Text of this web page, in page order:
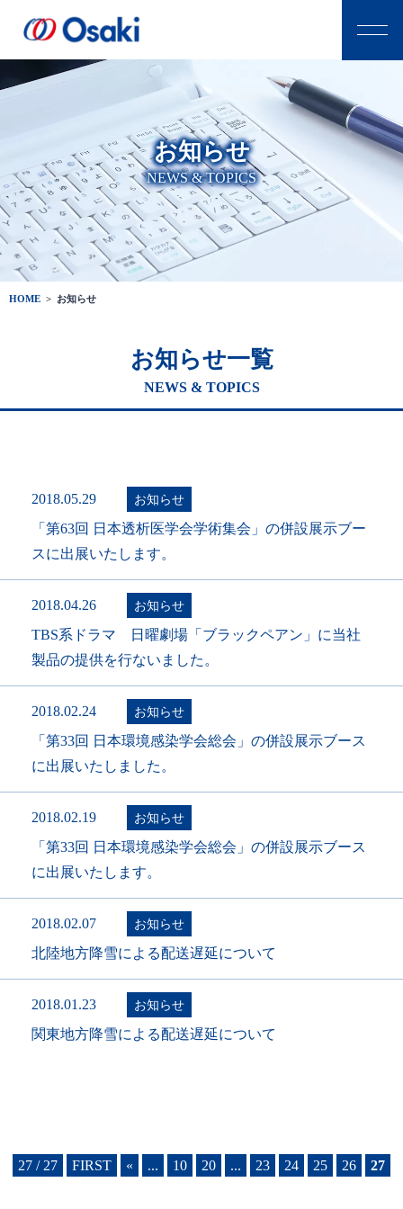
お知らせ
NEWS & TOPICS
HOME > お知らせ
お知らせ一覧
NEWS & TOPICS
2018.05.29 お知らせ
「第63回 日本透析医学会学術集会」の併設展示ブー
スに出展いたします。
2018.04.26 お知らせ
TBS系ドラマ 日曜劇場「ブラックペアン」に当社
製品の提供を行ないました。
2018.02.24 お知らせ
「第33回 日本環境感染学会総会」の併設展示ブース
に出展いたしました。
2018.02.19 お知らせ
「第33回 日本環境感染学会総会」の併設展示ブース
に出展いたします。
2018.02.07 お知らせ
北陸地方降雪による配送遅延について
2018.01.23 お知らせ
関東地方降雪による配送遅延について
27 / 27 FIRST « ... 10 20 ... 23 24 25 26 27